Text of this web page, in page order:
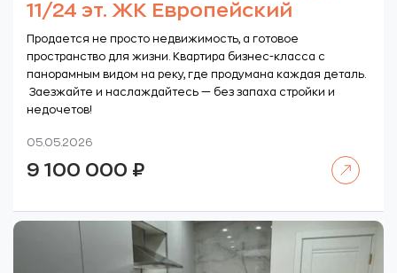
11/24 эт. ЖК Европейский
Продается не просто недвижимость, а готовое
пространство для жизни. Квартира бизнес-класса с
панорамным видом на реку, где продумана каждая деталь.
Заезжайте и наслаждайтесь — без запаха стройки и
недочетов!
05.05.2026
9 100 000 ₽